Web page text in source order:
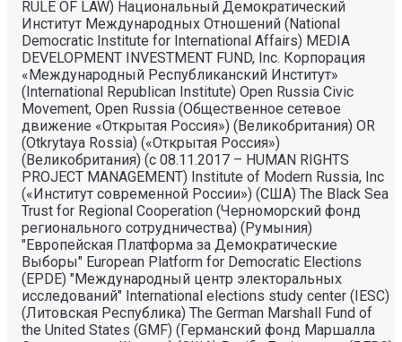
RULE OF LAW) Национальный Демократический
Институт Международных Отношений (National
Democratic Institute for International Affairs) MEDIA
DEVELOPMENT INVESTMENT FUND, Inc. Корпорация
«Международный Республиканский Институт»
(International Republican Institute) Open Russia Civic
Movement, Open Russia (Общественное сетевое
движение «Открытая Россия») (Великобритания) OR
(Otkrytaya Rossia) («Открытая Россия»)
(Великобритания) (с 08.11.2017 – HUMAN RIGHTS
PROJECT MANAGEMENT) Institute of Modern Russia, Inc
(«Институт современной России») (США) The Black Sea
Trust for Regional Cooperation (Черноморский фонд
регионального сотрудничества) (Румыния)
"Европейская Платформа за Демократические
Выборы" European Platform for Democratic Elections
(EPDE) "Международный центр электоральных
исследований" International elections study center (IESC)
(Литовская Республика) The German Marshall Fund of
the United States (GMF) (Германский фонд Маршалла